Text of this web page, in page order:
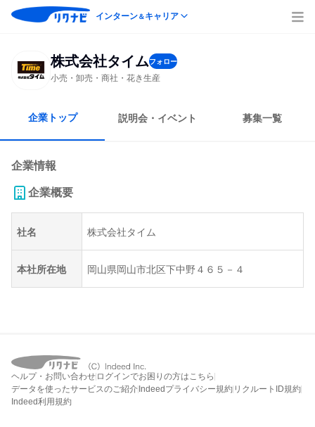
インターン＆キャリア
株式会社タイムフォロー
小売・卸売・商社・花き生産
企業トップ 説明会・イベント 募集一覧
企業情報
企業概要
社名 株式会社タイム
本社所在地 岡山県岡山市北区下中野４６５－４
ヘルプ・お問い合わせ ログインでお困りの方はこちら
データを使ったサービスのご紹介 Indeedプライバシー規約 リクルートID規約
Indeed利用規約